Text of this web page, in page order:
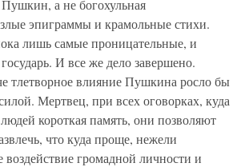
а не богохульная
эпиграммы и крамольные стихи.
лишь самые проницательные, и
И все же дело завершено.
тлетворное влияние Пушкина росло бы
Мертвец, при всех оговорках, куда
короткая память, они позволяют
что куда проще, нежели
воздействие громадной личности и